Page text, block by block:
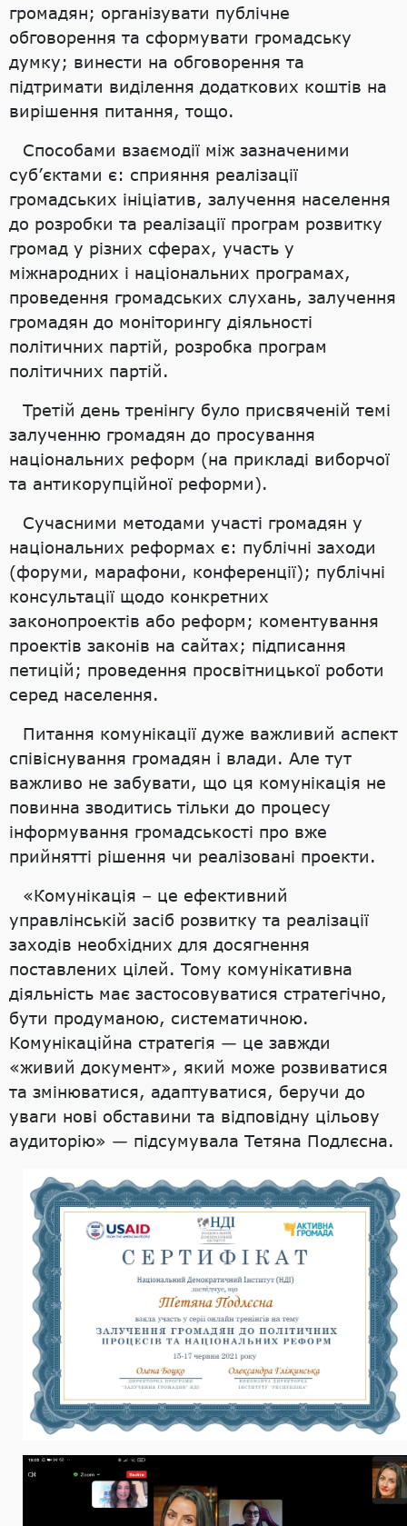
громадян; організувати публічне
обговорення та сформувати громадську
думку; винести на обговорення та
підтримати виділення додаткових коштів на
вирішення питання, тощо.
Способами взаємодії між зазначеними
суб’єктами є: сприяння реалізації
громадських ініціатив, залучення населення
до розробки та реалізації програм розвитку
громад у різних сферах, участь у
міжнародних і національних програмах,
проведення громадських слухань, залучення
громадян до моніторингу діяльності
політичних партій, розробка програм
політичних партій.
Третій день тренінгу було присвяченій темі
залученню громадян до просування
національних реформ (на прикладі виборчої
та антикорупційної реформи).
Сучасними методами участі громадян у
національних реформах є: публічні заходи
(форуми, марафони, конференції); публічні
консультації щодо конкретних
законопроектів або реформ; коментування
проектів законів на сайтах; підписання
петицій; проведення просвітницької роботи
серед населення.
Питання комунікації дуже важливий аспект
співіснування громадян і влади. Але тут
важливо не забувати, що ця комунікація не
повинна зводитись тільки до процесу
інформування громадськості про вже
прийнятті рішення чи реалізовані проекти.
«Комунікація – це ефективний
управлінській засіб розвитку та реалізації
заходів необхідних для досягнення
поставлених цілей. Тому комунікативна
діяльність має застосовуватися стратегічно,
бути продуманою, систематичною.
Комунікаційна стратегія — це завжди
«живий документ», який може розвиватися
та змінюватися, адаптуватися, беручи до
уваги нові обставини та відповідну цільову
аудиторію» — підсумувала Тетяна Подлєсна.